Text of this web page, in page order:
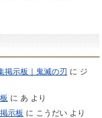
掲示板｜鬼滅の刃 に ジ
に あ より
示板 に こうだいより